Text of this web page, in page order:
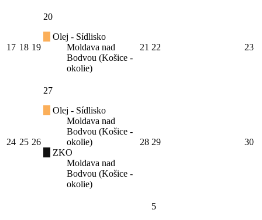
17 18 19
20
Olej - Sídlisko
Moldava nad
Bodvou (Košice -
okolie)
21 22 23
24 25 26
27
Olej - Sídlisko
Moldava nad
Bodvou (Košice -
okolie)
ZKO
Moldava nad
Bodvou (Košice -
okolie)
28 29 30
5